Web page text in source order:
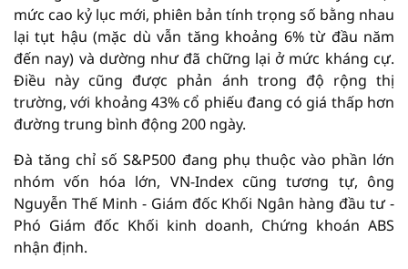
mức cao kỷ lục mới, phiên bản tính trọng số bằng nhau
lại tụt hậu (mặc dù vẫn tăng khoảng 6% từ đầu năm
đến nay) và dường như đã chững lại ở mức kháng cự.
Điều này cũng được phản ánh trong độ rộng thị
trường, với khoảng 43% cổ phiếu đang có giá thấp hơn
đường trung bình động 200 ngày.
Đà tăng chỉ số S&P500 đang phụ thuộc vào phần lớn
nhóm vốn hóa lớn, VN-Index cũng tương tự, ông
Nguyễn Thế Minh - Giám đốc Khối Ngân hàng đầu tư -
Phó Giám đốc Khối kinh doanh, Chứng khoán ABS
nhận định.